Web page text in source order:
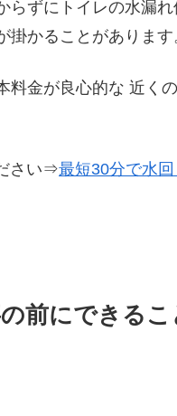
らずにトイレの水漏
掛かることがあります
料金が良心的な 近く
さい⇒最短30分で水
前にできるこ